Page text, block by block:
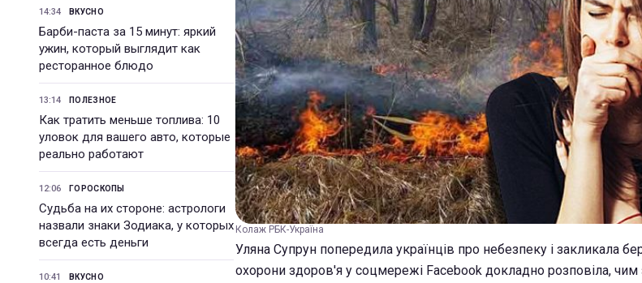
14:34 ВКУСНО
Барби-паста за 15 минут: яркий
ужин, который выглядит как
ресторанное блюдо
13:14 ПОЛЕЗНОЕ
Как тратить меньше топлива: 10
уловок для вашего авто, которые
реально работают
12:06 ГОРОСКОПЫ
Судьба на их стороне: астрологи
назвали знаки Зодиака, у которых
всегда есть деньги
10:41 ВКУСНО
Колаж РБК-Україна
Уляна Супрун попередила українців про небезпеку і закликала
охорони здоров'я у соцмережі Facebook докладно розповіла,